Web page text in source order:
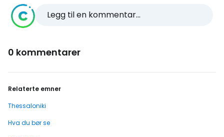
Legg til en kommentar...
0 kommentarer
Relaterte emner
Thessaloniki
Hva du bør se